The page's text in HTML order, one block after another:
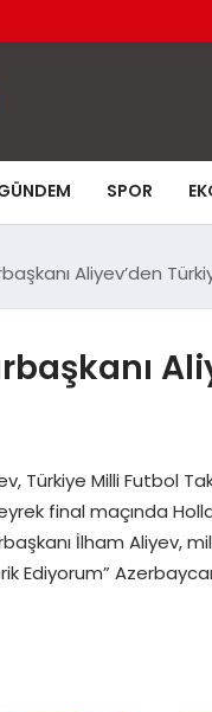
SPOR
Aliyev’den
Türkiye Milli Futbol
final maçında
İlham Aliyev,
Ediyorum”